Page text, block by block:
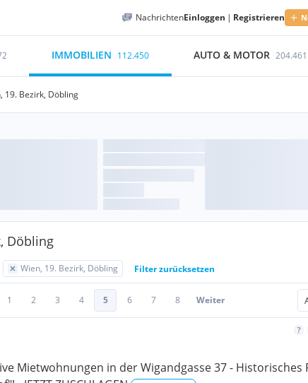
NachrichtenEinloggen | Registrieren
IMMOBILIEN 112.450 AUTO & MOTOR 204.461
19. Bezirk, Döbling
Döbling
Wien, 19. Bezirk, Döbling Filter zurücksetzen
1 2 3 4 5 6 7 8 Weiter
Mietwohnungen in der Wigandgasse 37 - Historisches